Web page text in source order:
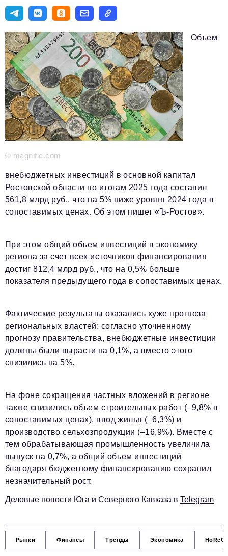
Точки роста
Авто
Персона
Инвестиции
Управление
Красота и здоровье
Энергетика
Недвижимость
Мнение
Политика
Транспорт
Телеком
Социальная сфера
ЖКХ
Фоторепортажи
Авторские материалы
Видео
Телефон редакции:+7 495 727-01-67
Электронные почты редакции:
Информационный отдел
Отдел рекламы
reklama@business-magazine.online
© magnific.com
Объем
внебюджетных инвестиций в основной капитал
Ростовской области по итогам 2025 года составил
561,8 млрд руб., что на 5% ниже уровня 2024 года в
сопоставимых ценах. Об этом пишет «Ъ-Ростов».
При этом общий объем инвестиций в экономику
региона за счет всех источников финансирования
достиг 812,4 млрд руб., что на 0,5% больше
показателя предыдущего года в сопоставимых ценах.
Фактические результаты оказались хуже прогноза
региональных властей: согласно уточненному
прогнозу правительства, внебюджетные инвестиции
должны были вырасти на 0,1%, а вместо этого
снизились на 5%.
На фоне сокращения частных вложений в регионе
также снизились объем строительных работ (–9,8% в
сопоставимых ценах), ввод жилья (–6,3%) и
производство сельхозпродукции (–16,9%). Вместе с
тем обрабатывающая промышленность увеличила
выпуск на 0,7%, а общий объем инвестиций
благодаря бюджетному финансированию сохранил
незначительный рост.
Деловые новости Юга и Северного Кавказа в Telegram
Рынки Финансы Тренды Экономика HoReCa